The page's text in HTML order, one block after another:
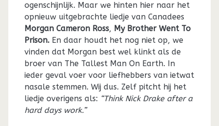
ogenschijnlijk. Maar we hinten hier naar het
opnieuw uitgebrachte liedje van Canadees
Morgan Cameron Ross, My Brother Went To
Prison.En daar houdt het nog niet op, we
vinden dat Morgan best wel klinkt als de
broer van The Tallest Man On Earth. In
ieder geval voer voor liefhebbers van ietwat
nasale stemmen. Wij dus. Zelf pitcht hij het
liedje overigens als: “Think Nick Drake after a
hard days work.”